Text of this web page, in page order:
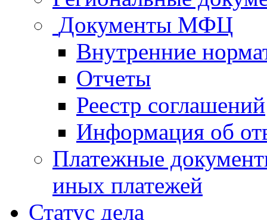
Документы МФЦ
Внутренние
Отчеты
Реестр соглашений
Информация об
Платежные
иных платежей
Статус дела